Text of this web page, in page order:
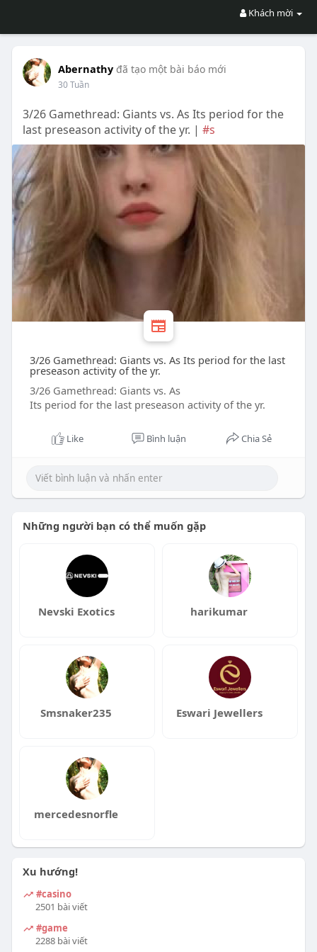
Khách mời
Abernathy đã tạo một bài báo mới
30 Tuần
3/26 Gamethread: Giants vs. As Its period for the
last preseason activity of the yr. | #s
3/26 Gamethread: Giants vs. As Its period for the last
preseason activity of the yr.
3/26 Gamethread: Giants vs. As
Its period for the last preseason activity of the yr.
Like Bình luận Chia Sẻ
Những người bạn có thể muốn gặp
Nevski Exotics harikumar
Smsnaker235 Eswari Jewellers
mercedesnorfle
Xu hướng!
#casino
2501 bài viết
#game
2288 bài viết